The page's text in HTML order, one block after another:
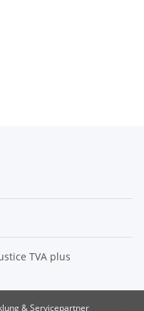
TVA plus
& Servicepartner